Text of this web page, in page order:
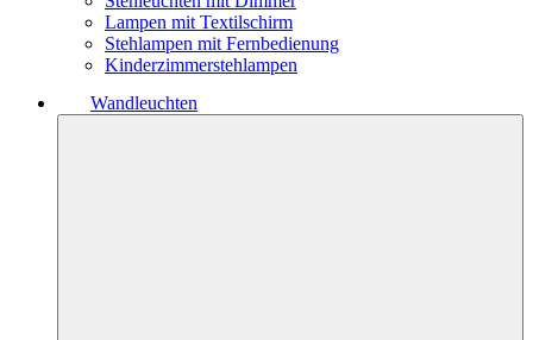
Lampen mit Textilschirm
Stehlampen mit Fernbedienung
Kinderzimmerstehlampen
Wandleuchten